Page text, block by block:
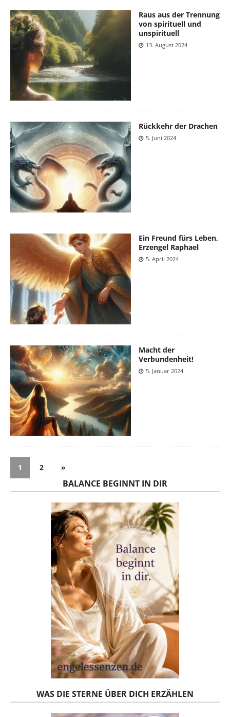
Raus aus der Trennung
von spirituell und
unspirituell
13. August 2024
Rückkehr der Drachen
5. Juni 2024
Ein Freund fürs Leben,
Erzengel Raphael
5. April 2024
Macht der
Verbundenheit!
5. Januar 2024
1 2 »
BALANCE BEGINNT IN DIR
WAS DIE STERNE ÜBER DICH ERZÄHLEN